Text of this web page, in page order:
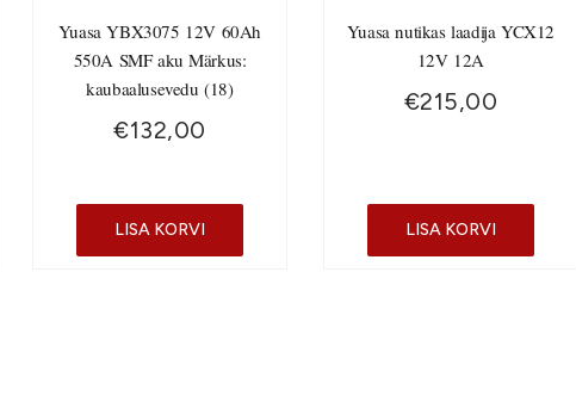
Yuasa YBX3075 12V 60Ah
550A SMF aku Märkus:
kaubaalusevedu (18)
€132,00
LISA KORVI
Yuasa nutikas laadija YCX12
12V 12A
€215,00
LISA KORVI